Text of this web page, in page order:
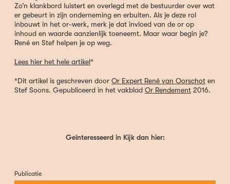
Zo’n klankbord luistert en overlegd met de bestuurder over wat
er gebeurt in zijn onderneming en erbuiten. Als je deze rol
inbouwt in het or-werk, merk je dat invloed van de or op
inhoud en waarde aanzienlijk toeneemt. Maar waar begin je?
René en Stef helpen je op weg.
Lees hier het hele artikel*
*Dit artikel is geschreven door Or Expert René van Oorschot en
Stef Soons. Gepubliceerd in het vakblad Or Rendement 2016.
Geïnteresseerd in Kijk dan hier:
Publicatie